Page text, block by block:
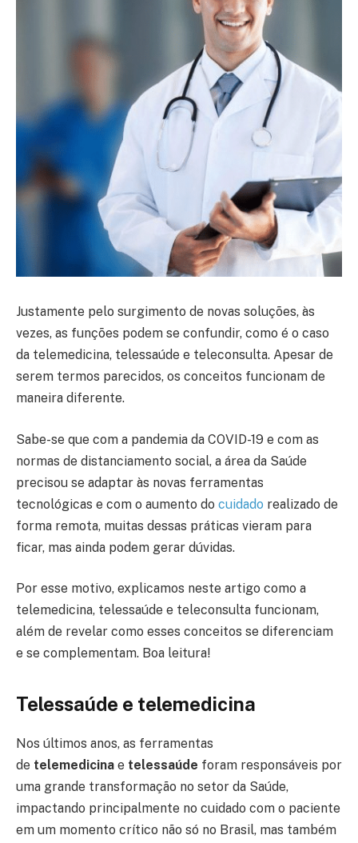
Justamente pelo surgimento de novas soluções, às
vezes, as funções podem se confundir, como é o caso
da telemedicina, telessaúde e teleconsulta. Apesar de
serem termos parecidos, os conceitos funcionam de
maneira diferente.
Sabe-se que com a pandemia da COVID-19 e com as
normas de distanciamento social, a área da Saúde
precisou se adaptar às novas ferramentas
tecnológicas e com o aumento do cuidado realizado de
forma remota, muitas dessas práticas vieram para
ficar, mas ainda podem gerar dúvidas.
Por esse motivo, explicamos neste artigo como a
telemedicina, telessaúde e teleconsulta funcionam,
além de revelar como esses conceitos se diferenciam
e se complementam. Boa leitura!
Telessaúde e telemedicina
Nos últimos anos, as ferramentas
de telemedicina e telessaúde foram responsáveis por
uma grande transformação no setor da Saúde,
impactando principalmente no cuidado com o paciente
em um momento crítico não só no Brasil, mas também